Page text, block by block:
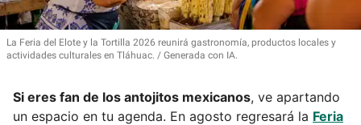
La Feria del Elote y la Tortilla 2026 reunirá gastronomía, productos locales y
actividades culturales en Tláhuac.
Generada con IA.
Si eres fan de los antojitos mexicanos, ve apartando
un espacio en tu agenda. En agosto regresará la Feria